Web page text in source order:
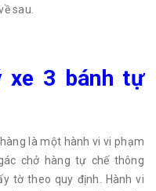
sau.
xe 3 bánh tự
là một hành vi vi phạm
chở hàng tự chế thông
tờ theo quy định. Hành vi